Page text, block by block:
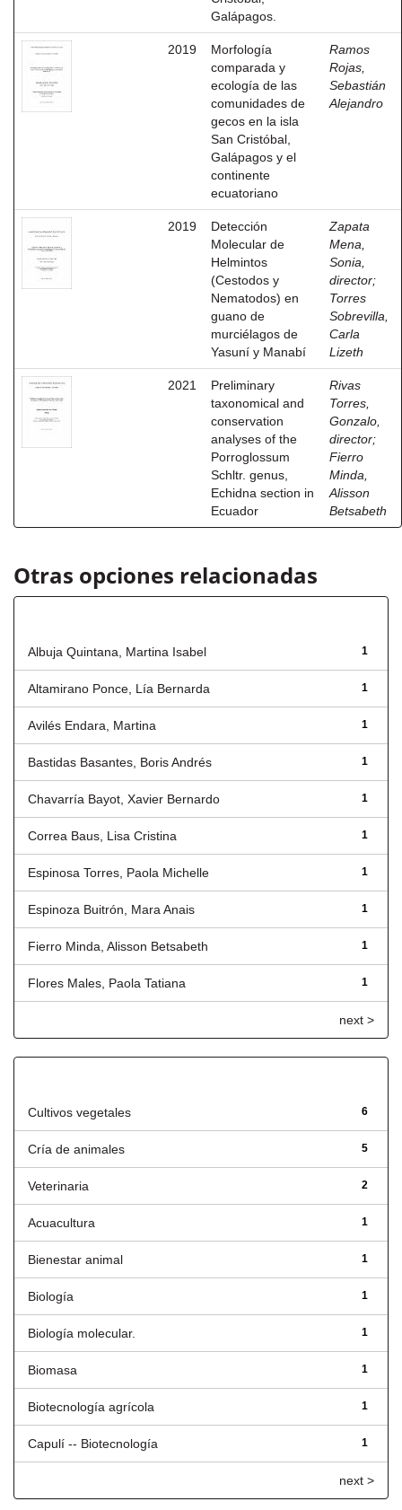
Galápagos.
2019
Morfología
comparada y
ecología de las
comunidades de
gecos en la isla
San Cristóbal,
Galápagos y el
continente
ecuatoriano
Ramos
Rojas,
Sebastián
Alejandro
2019
Detección
Molecular de
Helmintos
(Cestodos y
Nematodos) en
guano de
murciélagos de
Yasuní y Manabí
Zapata
Mena,
Sonia,
director;
Torres
Sobrevilla,
Carla
Lizeth
2021
Preliminary
taxonomical and
conservation
analyses of the
Porroglossum
Schltr. genus,
Echidna section in
Ecuador
Rivas
Torres,
Gonzalo,
director;
Fierro
Minda,
Alisson
Betsabeth
Otras opciones relacionadas
1
Albuja Quintana, Martina Isabel
1
Altamirano Ponce, Lía Bernarda
1
Avilés Endara, Martina
1
Bastidas Basantes, Boris Andrés
1
Chavarría Bayot, Xavier Bernardo
1
Correa Baus, Lisa Cristina
1
Espinosa Torres, Paola Michelle
1
Espinoza Buitrón, Mara Anais
1
Fierro Minda, Alisson Betsabeth
1
Flores Males, Paola Tatiana
next >
6
Cultivos vegetales
5
Cría de animales
2
Veterinaria
1
Acuacultura
1
Bienestar animal
1
Biología
1
Biología molecular.
1
Biomasa
1
Biotecnología agrícola
1
Capulí -- Biotecnología
next >